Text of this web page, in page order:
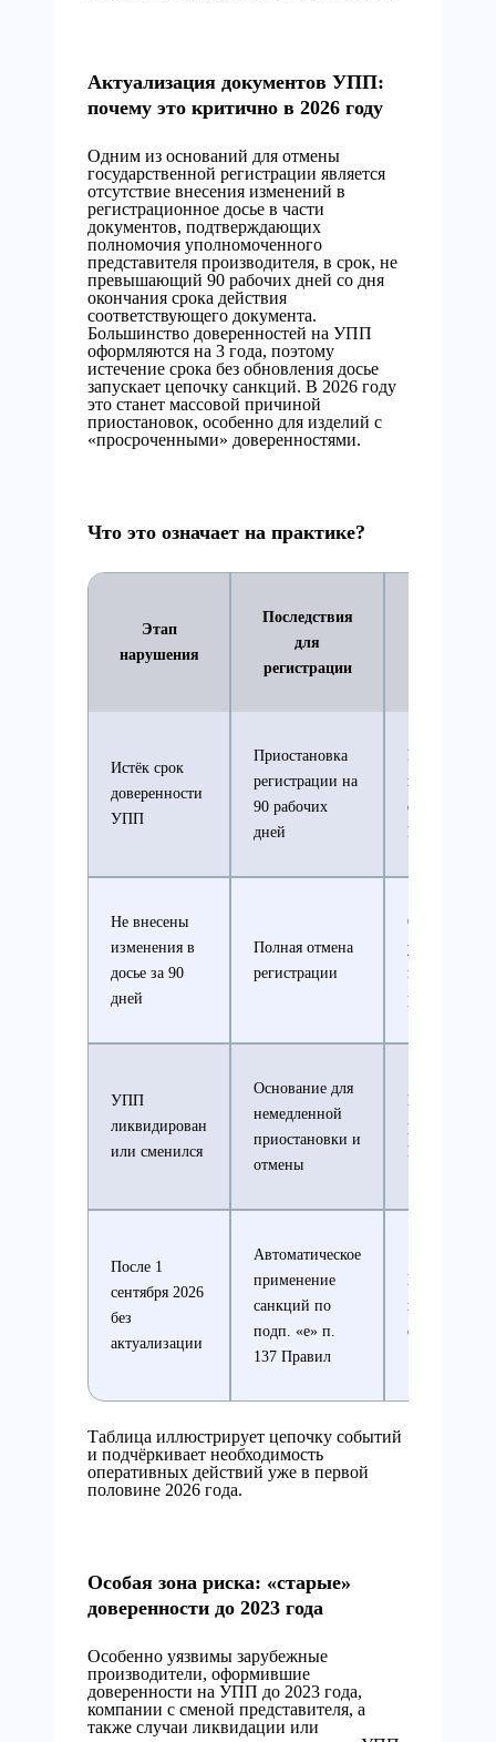
Актуализация документов УПП:
почему это критично в 2026 году
Одним из оснований для отмены
государственной регистрации является
отсутствие внесения изменений в
регистрационное досье в части
документов, подтверждающих
полномочия уполномоченного
представителя производителя, в срок, не
превышающий 90 рабочих дней со дня
окончания срока действия
соответствующего документа.
Большинство доверенностей на УПП
оформляются на 3 года, поэтому
истечение срока без обновления досье
запускает цепочку санкций. В 2026 году
это станет массовой причиной
приостановок, особенно для изделий с
«просроченными» доверенностями.
Что это означает на практике?
Этап
нарушения
Последствия
для
регистрации
Истёк срок
доверенности
УПП
Приостановка
регистрации на
90 рабочих
дней
Размещение
информации
сайте
Не внесены
изменения в
досье за 90
дней
Полная отмена
регистрации
исключение
реестра
УПП
ликвидирован
или сменился
Основание для
немедленной
приостановки и
отмены
Проверка
реестра
После 1
сентября 2026
без
актуализации
Автоматическое
применение
санкций по
подп. «е» п.
137 Правил
Массовые
проверки и
отмены
Таблица иллюстрирует цепочку событий
и подчёркивает необходимость
оперативных действий уже в первой
половине 2026 года.
Особая зона риска: «старые»
доверенности до 2023 года
Особенно уязвимы зарубежные
производители, оформившие
доверенности на УПП до 2023 года,
компании с сменой представителя, а
также случаи ликвидации или